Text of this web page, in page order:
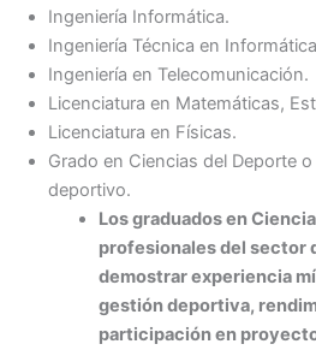
Ingeniería Informática.
Ingeniería Técnica en
Ingeniería en Telecomunicación.
Licenciatura en Matemáticas,
Licenciatura en Físicas.
Grado en Ciencias del Deporte
deportivo.
Los graduados en
profesionales del sector
demostrar experiencia
gestión deportiva,
participación en